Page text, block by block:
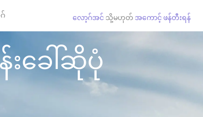
လော့ဂ်အင် သို့မဟုတ် အကောင့် ဖန်တီးရန်
ခေါ်ဆိုပုံ